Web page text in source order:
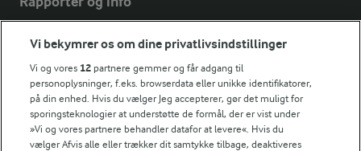
Årsrapport
FarmAhead™ Check rapport
Andelshaverinfo: Mælkepris
Fødevarestyrelsens smiley-rapporter for Arla Foods
Fødevarestyrelsens smiley-rapporter for Jörd
Fødevarestyrelsens smiley-rapporter for Lurpak PB
Vi bekymrer os om dine privatlivsindstillinger
Vi og vores 12 partnere gemmer og får adgang til
personoplysninger, f.eks. browserdata eller unikke identifikatorer,
på din enhed. Hvis du vælger Jeg accepterer, gør det muligt for
sporingsteknologier at understøtte de formål, der er vist under
»Vi og vores partnere behandler datafor at levere«. Hvis du
vælger Afvis alle eller trækker dit samtykke tilbage, deaktiveres